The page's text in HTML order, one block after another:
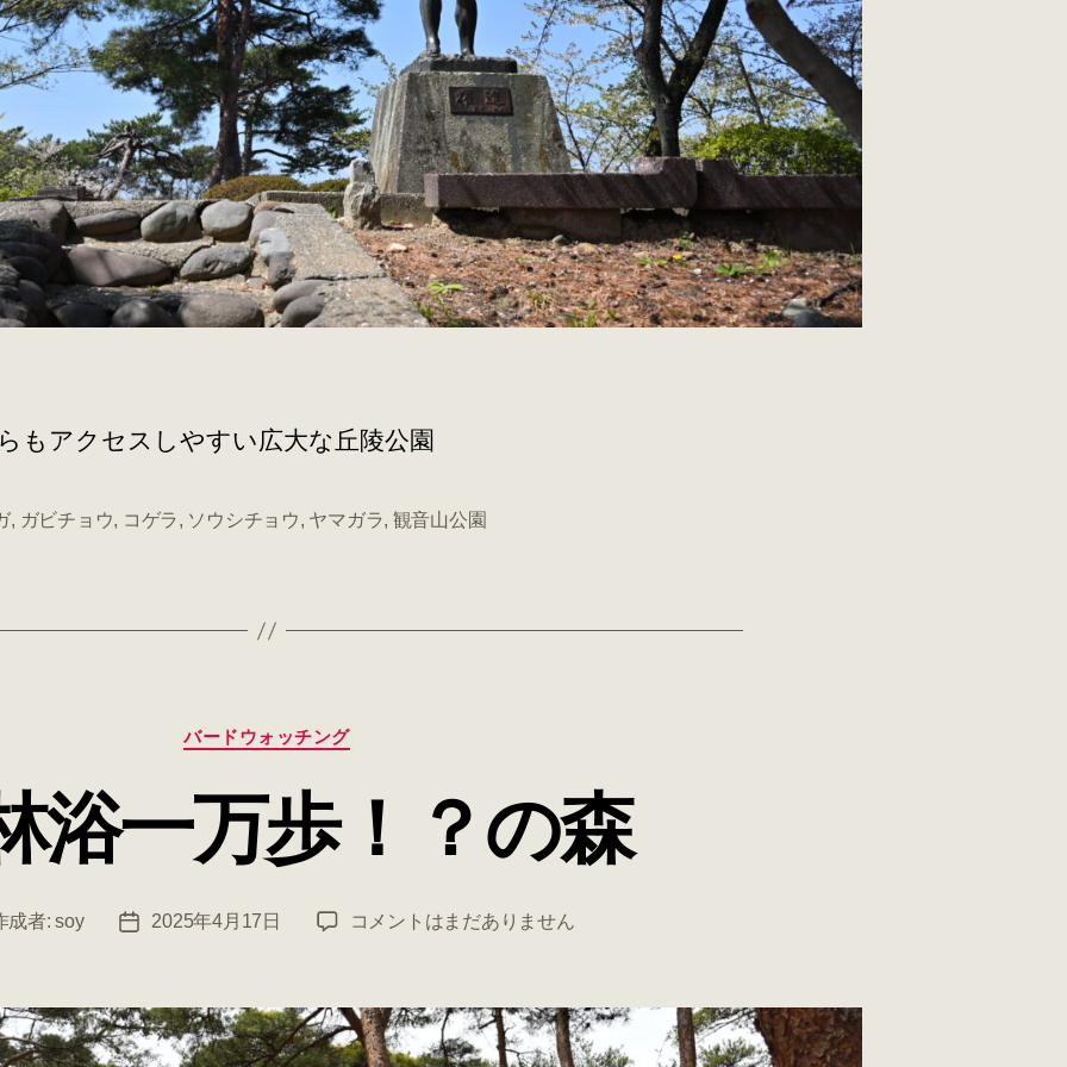
もアクセスしやすい広大な丘陵公園
, ガビチョウ, コゲラ, ソウシチョウ, ヤマガラ, 観音山公園
カ
テ
リ
ー
バードウォッチング
浴一万歩！？の森
成者:soy
投
2025年4月17日
森
一
万
歩！？
コメントはまだありません